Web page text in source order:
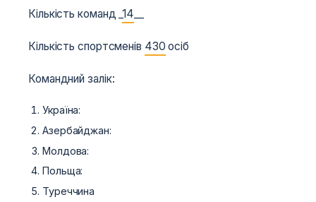
Кількість команд _14
Кількість спортсменів 430 осіб
Командний залік:
Україна:
Азербайджан:
Молдова:
Польща:
Туреччина